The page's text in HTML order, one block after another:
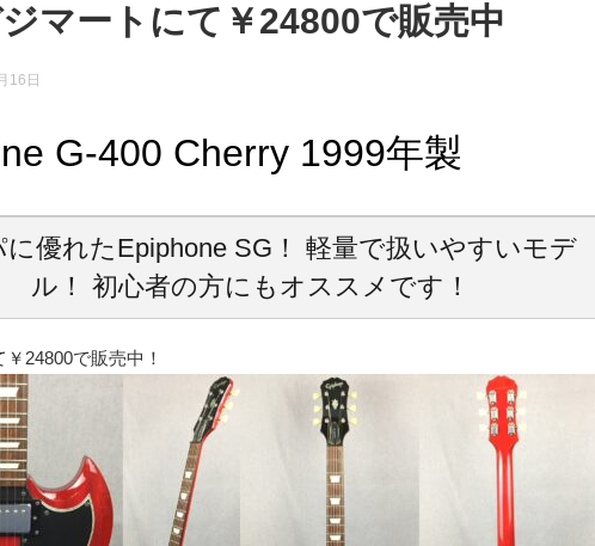
マートにて￥24800で販売中
16日
G-400 Cherry 1999年製
に優れたEpiphone SG！ 軽量で扱いやすいモデ
ル！ 初心者の方にもオススメです！
24800で販売中！